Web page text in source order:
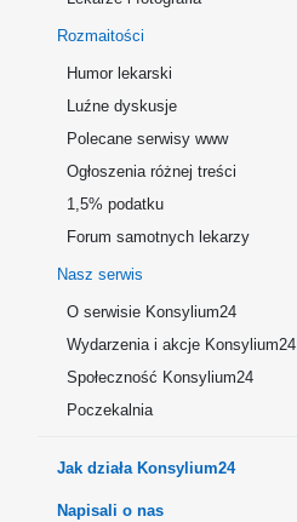
Rozmaitości
Humor lekarski
Luźne dyskusje
Polecane serwisy www
Ogłoszenia różnej treści
1,5% podatku
Forum samotnych lekarzy
Nasz serwis
O serwisie Konsylium24
Wydarzenia i akcje Konsylium24
Społeczność Konsylium24
Poczekalnia
Jak działa Konsylium24
Napisali o nas